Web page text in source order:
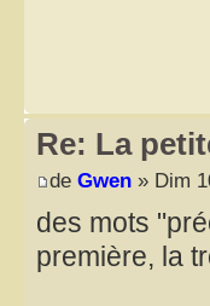
Re: La
de Gwen » Dim
des mots
première, la